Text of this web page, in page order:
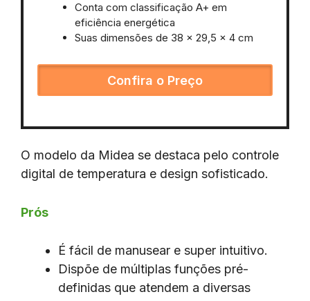
Conta com classificação A+ em
eficiência ‎energética
Suas dimensões de ‎38 x 29,5 x 4 cm
Confira o Preço
O modelo da Midea se destaca pelo controle
digital de temperatura e design sofisticado.
Prós
É fácil de manusear e super intuitivo.
Dispõe de múltiplas funções pré-
definidas que atendem a diversas